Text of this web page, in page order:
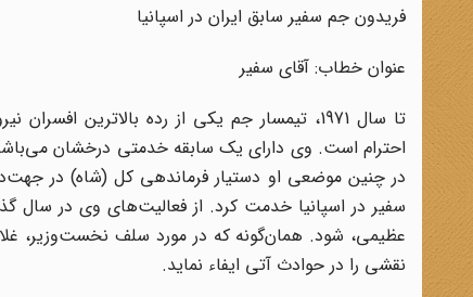
فریدون جم سفیر سابق ایران در اسپانیا
عنوان خطاب: آقاى سفیر
تا سال 1971، تیمسار جم یکى از رده بالاترین
سفیر در اسپانیا خدمت کرد. از فعالیت‌هاى وى در سال
عظیمى، شود. همان‌گونه که در مورد سلف نخست‌وزیر،
نقشى را در حوادث آتى ایفاء نماید.